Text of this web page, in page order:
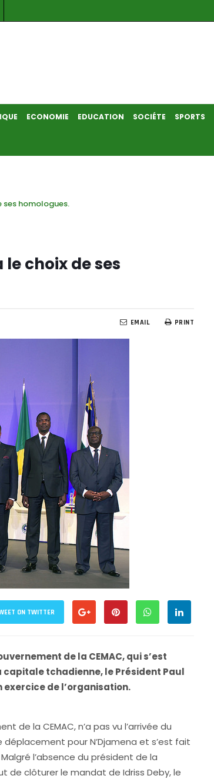
ECONOMIE EDUCATION SOCIÉTE SPORTS
ses homologues.
le choix de ses
PRINT
EMAIL
ON TWITTER
de la CEMAC, qui s’est
capitale tchadienne, le Président Paul
exercice de l’organisation.
de la CEMAC, n’a pas vu l’arrivée du
pour N’Djamena et s’est fait
l’absence du président de la
de clôturer le mandat de Idriss Deby, le